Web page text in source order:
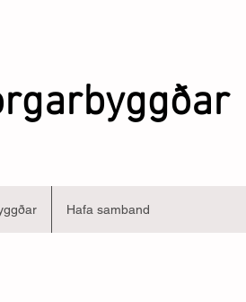
Hafa samband